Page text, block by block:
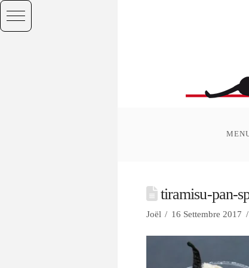
tiramisu-pan-
Joël 16 Settembre 2017